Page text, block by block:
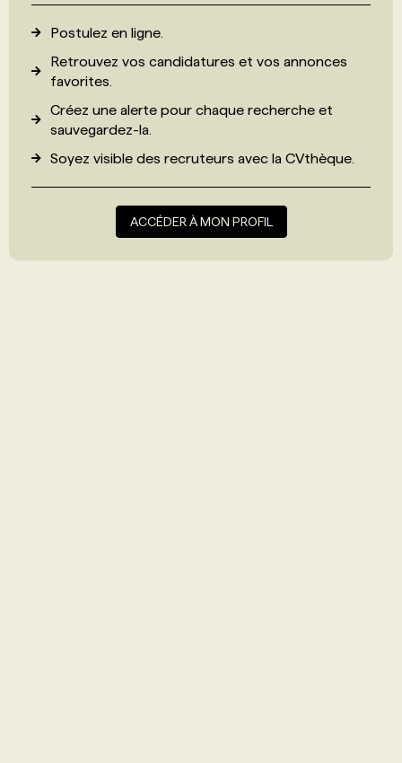
Postulez en ligne.
Retrouvez vos candidatures et vos annonces
favorites.
Créez une alerte pour chaque recherche et
sauvegardez-la.
Soyez visible des recruteurs avec la CVthèque
ACCÉDER À MON PROFIL